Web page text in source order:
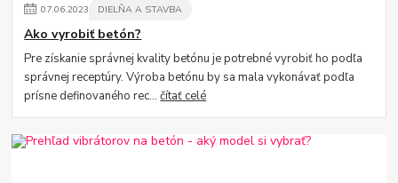
07.06.2023 DIELŇA A STAVBA
Ako vyrobiť betón?
Pre získanie správnej kvality betónu je potrebné vyrobiť ho podľa
správnej receptúry. Výroba betónu by sa mala vykonávať podľa
prísne definovaného rec...čítať celé